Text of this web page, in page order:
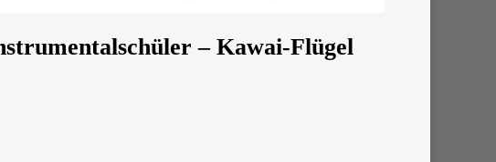
– Kawai-Flügel